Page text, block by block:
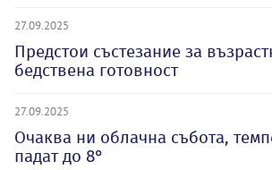
27.09.2025
Предстои състезание за
бедствена готовност
27.09.2025
Очаква ни облачна събота,
падат до 8°